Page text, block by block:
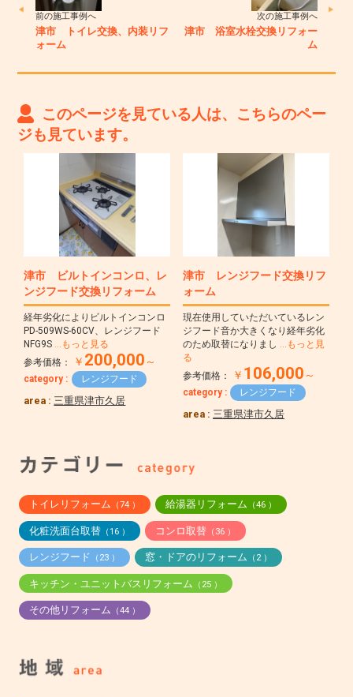
前の施工事例へ
津市 トイレ交換、内装リフ
ォーム
次の施工事例へ
津市 浴室水栓交換リフォー
ム
このページを見ている人は、こちらのペー
ジも見ています。
津市 ビルトインコンロ、レ
ンジフード交換リフォーム
経年劣化によりビルトインコンロ
PD-509WS-60CV、レンジフード
NFG9S …もっと見る
参考価格：
￥ 200,000 ～
category : レンジフード
area : 三重県津市久居
津市 レンジフード交換リフ
ォーム
現在使用していただいているレン
ジフード音か大きくなり経年劣化
のため取替になりまし …もっと見
る
参考価格：
￥ 106,000 ～
category : レンジフード
area : 三重県津市久居
トイレリフォーム （74 ） 給湯器リフォーム （46 ）
化粧洗面台取替（16 ） コンロ取替 （36 ）
レンジフード （23 ） 窓・ドアのリフォーム （2 ）
キッチン・ユニットバスリフォーム （25 ）
その他リフォーム （44 ）